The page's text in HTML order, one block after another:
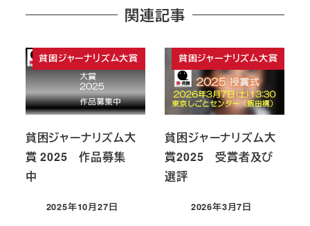
関連記事
貧困ジャーナリズム大賞
貧困ジャーナリズム大
賞 2025 作品募集
中
投稿日
2025年10月27日
貧困ジャーナリズム大賞
貧困ジャーナリズム大
賞2025 受賞者及び
選評
投稿日
2026年3月7日